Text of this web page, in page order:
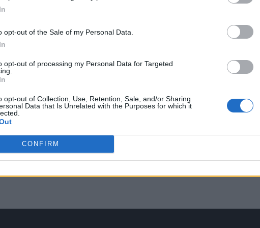
opt-out of the Sale of my Personal Data.
opt-out of processing my Personal Data for Targeted
opt-out of Collection, Use, Retention, Sale, and/or Sharing
Data that Is Unrelated with the Purposes for which it
CONFIRM
Πτήση επαναπατρισμού Ελλήνων
το Ντουμπάι αυτή τη φορά θα γίνει σήμερα με ειδική πτήση